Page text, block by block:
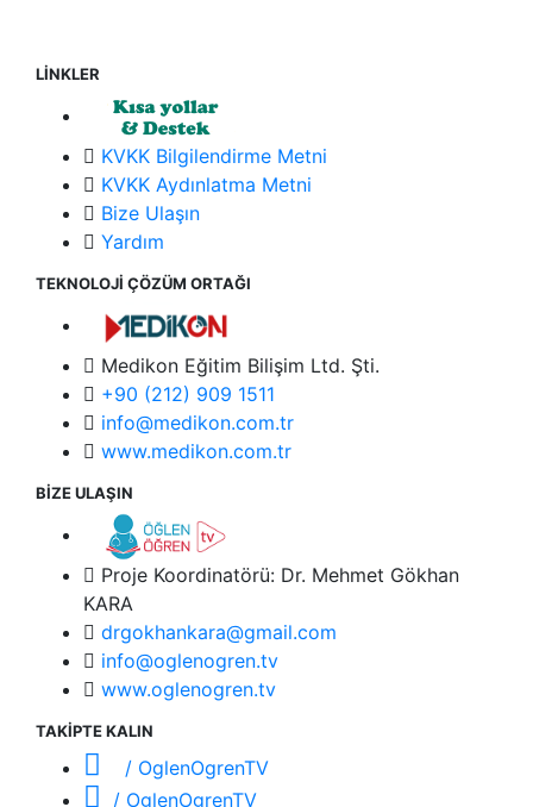
LİNKLER
KVKK Bilgilendirme Metni
KVKK Aydınlatma Metni
Bize Ulaşın
Yardım
TEKNOLOJİ ÇÖZÜM ORTAĞI
Medikon Eğitim Bilişim Ltd. Şti.
+90 (212) 909 1511
info@medikon.com.tr
www.medikon.com.tr
BİZE ULAŞIN
Proje Koordinatörü: Dr. Mehmet Gökhan
KARA
drgokhankara@gmail.com
info@oglenogren.tv
www.oglenogren.tv
TAKİPTE KALIN
/ OglenOgrenTV
/ OglenOgrenTV